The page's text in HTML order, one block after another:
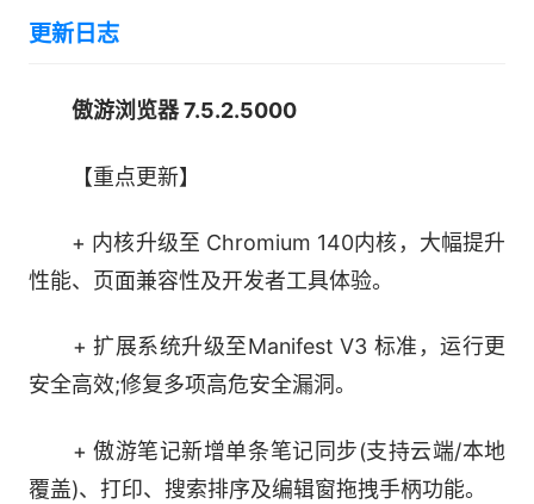
16.鼠标手势：轻松导航，用简单的鼠标动作执行
索、打开等
18.置顶窗口：让重要窗口始终可见，轻松置顶窗
口以便访问
19.浮动视频播放器：浏览时观看视频，在浮动窗
口中享受视频
20.轻松视频下载：傲游全视频下载，下载并保存
您喜爱的视频以便离线观看
更新日志
傲游浏览器 7.5.2.5000
【重点更新】
+ 内核升级至 Chromium 140内核，大幅提升
性能、页面兼容性及开发者工具体验。
+ 扩展系统升级至Manifest V3 标准，运行更
安全高效;修复多项高危安全漏洞。
+ 傲游笔记新增单条笔记同步(支持云端/本地
覆盖)、打印、搜索排序及编辑窗拖拽手柄功能。